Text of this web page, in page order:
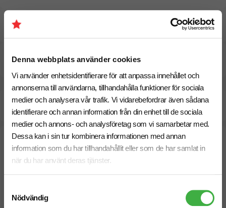
Denna webbplats använder cookies
Vi använder enhetsidentifierare för att anpassa innehållet och
annonserna till användarna, tillhandahålla funktioner för sociala
medier och analysera vår trafik. Vi vidarebefordrar även sådana
identifierare och annan information från din enhet till de sociala
medier och annons- och analysföretag som vi samarbetar med.
Dessa kan i sin tur kombinera informationen med annan
information som du har tillhandahållit eller som de har samlat in
när du har använt deras tjänster.
Nödvändig
Specifikationer
Pristabell
24 Augusti Beräknad leveranstid: 10 arbetsdagar
Snabbare leverans? Kontakta oss.